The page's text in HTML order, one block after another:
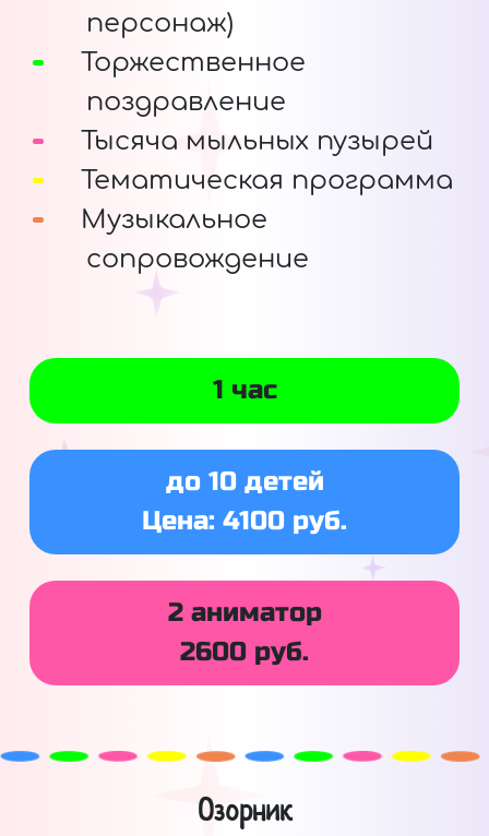
персонаж)
Торжественное
поздравление
Тысяча мыльных пузырей
Тематическая программа
Музыкальное
сопровождение
1 час
до 10 детей
Цена: 4100 руб.
2 аниматор
2600 руб.
Озорник